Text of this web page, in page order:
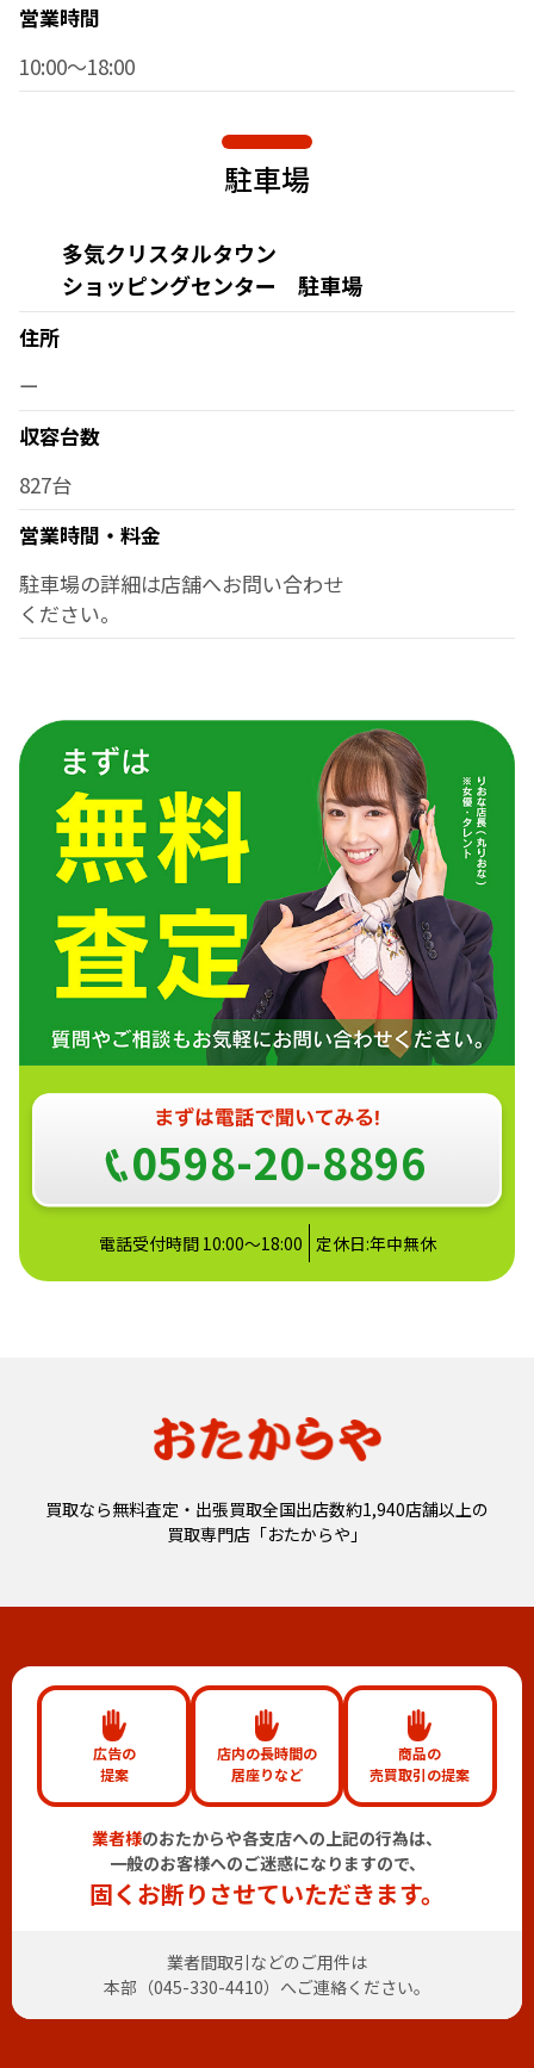
営業時間
10:00～18:00
駐車場
多気クリスタルタウン
ショッピングセンター 駐車場
住所
ー
収容台数
827台
営業時間・料金
駐車場の詳細は店舗へお問い合わせ
ください。
0598-20-8896
電話受付時間 10:00～18:00 定休日:年中無休
買取なら無料査定・出張買取全国出店数約1,940店舗以上の
買取専門店「おたからや」
広告の
提案
店内の長時間の
居座りなど
商品の
売買取引の提案
業者様のおたからや各支店への上記の行為は、
一般のお客様へのご迷惑になりますので、
固くお断りさせていただきます。
業者間取引などのご用件は
本部（045-330-4410）へご連絡ください。